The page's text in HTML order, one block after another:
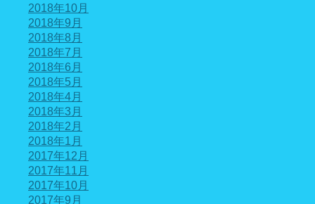
2018年10月
2018年9月
2018年8月
2018年7月
2018年6月
2018年5月
2018年4月
2018年3月
2018年2月
2018年1月
2017年12月
2017年11月
2017年10月
2017年9月